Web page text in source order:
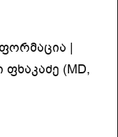
|
(MD,